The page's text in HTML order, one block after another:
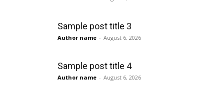
Sample post title 3
Author name - August 6, 2026
Sample post title 4
Author name - August 6, 2026